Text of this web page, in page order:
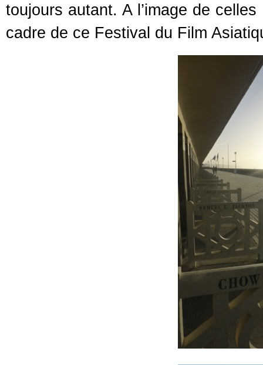
toujours autant. A l’image de
cadre de ce Festival du Film